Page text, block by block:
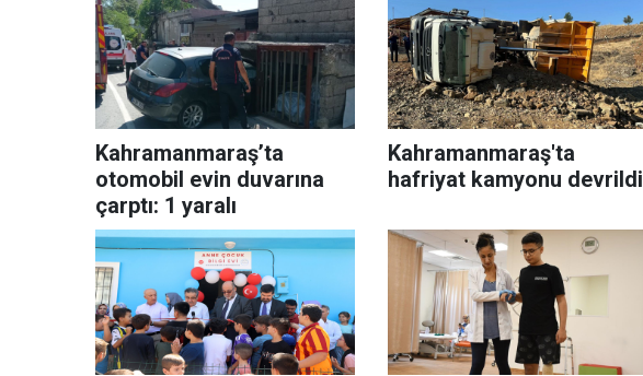
Kahramanmaraş’ta
otomobil evin duvarına
çarptı: 1 yaralı
Kahramanmaraş'ta
hafriyat kamyonu devrildi